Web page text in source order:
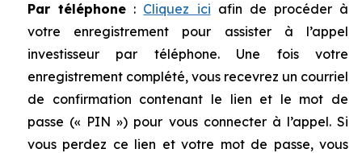
Par téléphone : Cliquez ici afin de procéder à
votre enregistrement pour assister à l’appel
investisseur par téléphone. Une fois votre
enregistrement complété, vous recevrez un courriel
de confirmation contenant le lien et le mot de
passe (« PIN ») pour vous connecter à l’appel. Si
vous perdez ce lien et votre mot de passe, vous